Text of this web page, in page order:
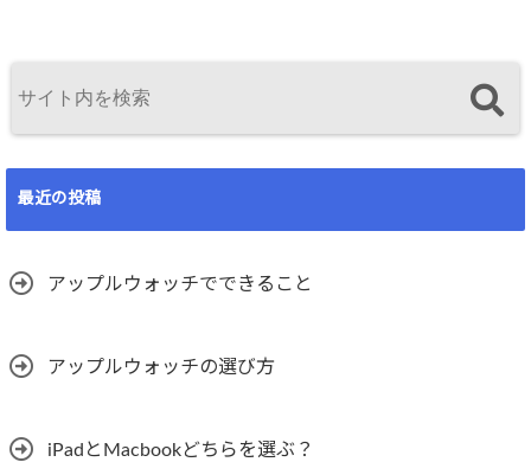
最近の投稿
アップルウォッチでできること
アップルウォッチの選び方
iPadとMacbookどちらを選ぶ？